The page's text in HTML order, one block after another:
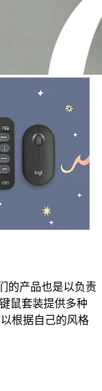
的产品也是以负责
鼠套装提供多种
根据自己的风格